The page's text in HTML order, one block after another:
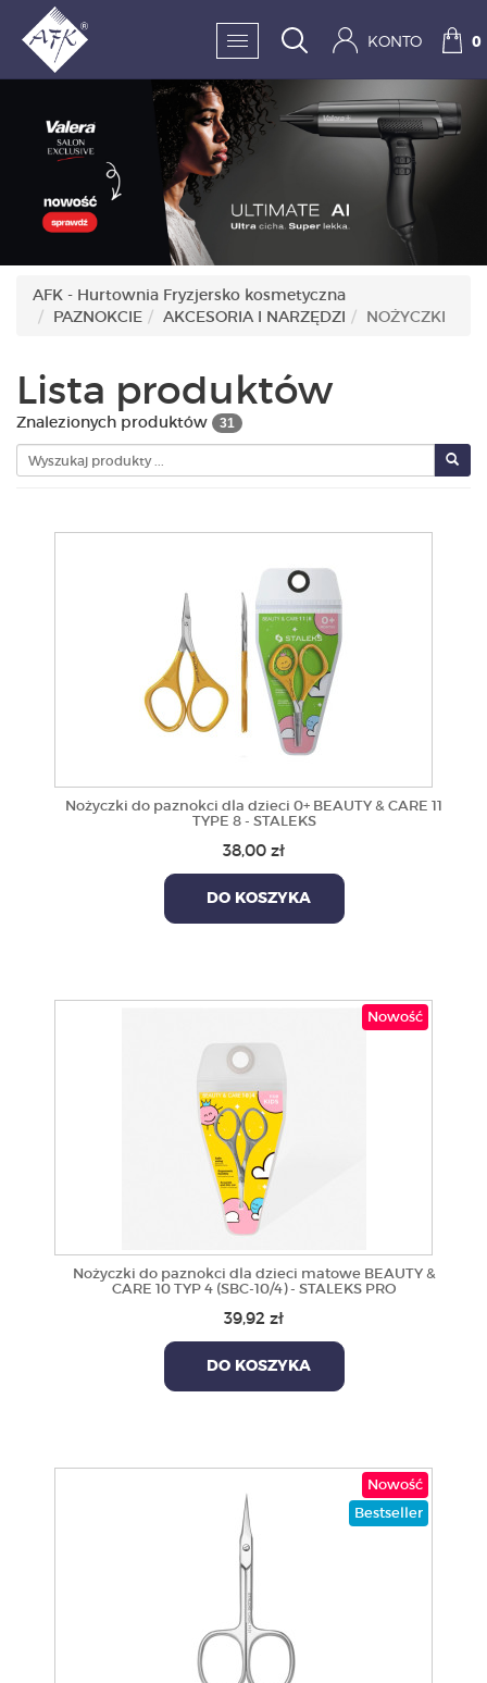
SKLEP:
FRYZJERSTWO
KOSMETYKA
HIGIENA I DEZYNFEKC
PAZNOKCIE
MĘŻCZYZNA
PRODUKTY
SZKOLENIA
KONTAKT
O NAS
KONTO 0
AFK - Hurtownia Fryzjersko kosmetyczna
PAZNOKCIE
AKCESORIA I NARZĘDZI NOŻYCZKI
Lista produktów
Znalezionych produktów 31
Nożyczki do paznokci dla dzieci 0+ BEAUTY & CARE 11
TYPE 8 - STALEKS
38,00 zł
DO KOSZYKA
Nowość
Nożyczki do paznokci dla dzieci matowe BEAUTY &
CARE 10 TYP 4 (SBC-10/4) - STALEKS PRO
39,92 zł
DO KOSZYKA
Nowość
Bestseller